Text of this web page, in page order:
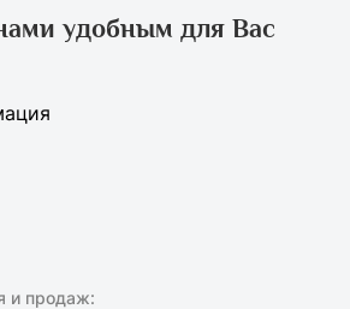
удобным для Вас
и продаж: